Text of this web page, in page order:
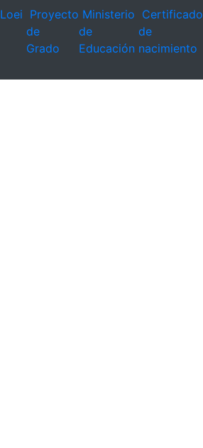
Loei Proyecto
de
Grado
Ministerio
de
Educación
Certificado
de
nacimiento